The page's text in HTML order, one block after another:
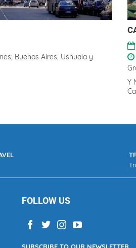
Buenos Aires, Ushuaia y
Y
FOLLOW US
SUBSCRIBE TO OUR NEWSLETTER